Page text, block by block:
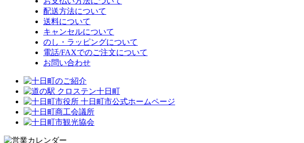
配送方法について
送料について
キャンセルについて
のし・ラッピングについて
電話/FAXでのご注文について
お問い合わせ